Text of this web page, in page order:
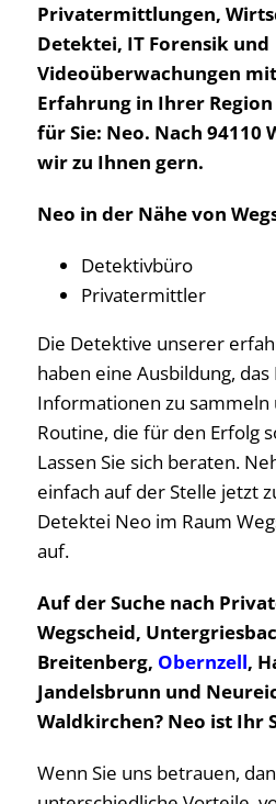
Privatermittlungen,
Detektei, IT Forensik und
Videoüberwachungen
Erfahrung in Ihrer Region
für Sie: Neo. Nach 94110
wir zu Ihnen gern.
Neo in der Nähe von
Detektivbüro
Privatermittler
Die Detektive unserer
haben eine Ausbildung, das
Informationen zu sammeln
Routine, die für den Erfolg
Lassen Sie sich beraten.
einfach auf der Stelle jetzt
Detektei Neo im Raum
auf.
Auf der Suche nach
Wegscheid,
Breitenberg, Obernzell,
Jandelsbrunn und
Waldkirchen? Neo ist Ihr
Wenn Sie uns betrauen,